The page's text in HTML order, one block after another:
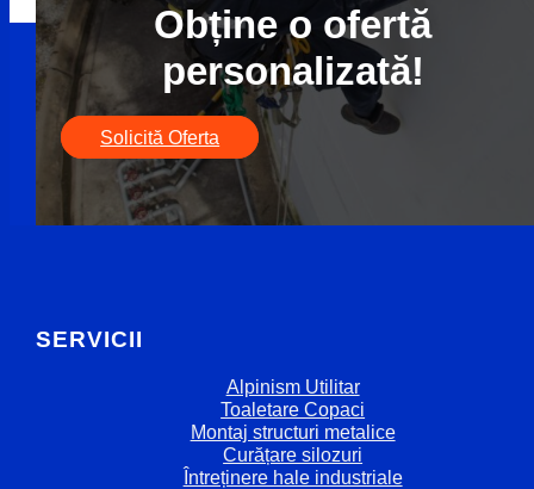
Obține o ofertă
personalizată!
Solicită Oferta
SERVICII
Alpinism Utilitar
Toaletare Copaci
Montaj structuri metalice
Curățare silozuri
Întreținere hale industriale